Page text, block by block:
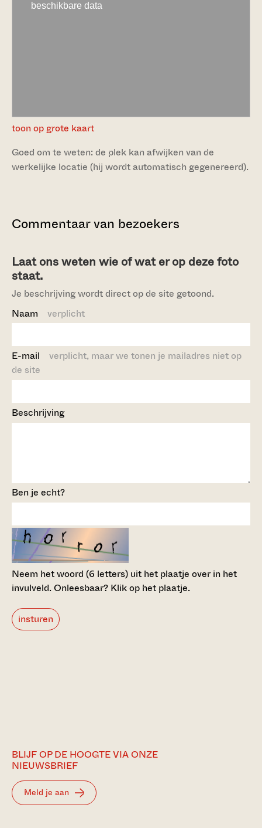
toon op grote kaart
Goed om te weten: de plek kan afwijken van de
werkelijke locatie (hij wordt automatisch gegenereerd).
Commentaar van bezoekers
Laat ons weten wie of wat er op deze foto
staat.
Je beschrijving wordt direct op de site getoond.
Naam verplicht
E-mail verplicht, maar we tonen je mailadres niet op
de site
Beschrijving
Ben je echt?
Neem het woord (6 letters) uit het plaatje over in het
invulveld.Onleesbaar? Klik op het plaatje.
insturen
BLIJF OP DE HOOGTE VIA ONZE
NIEUWSBRIEF
Meld je aan